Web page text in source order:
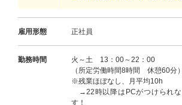
雇用形態 正社員
勤務時間
火～土 13：00～22：00
（所定労働時間8時間 休憩60分）
※残業ほぼなし、月平均10h
→22時以降はPCがつけられな
す！